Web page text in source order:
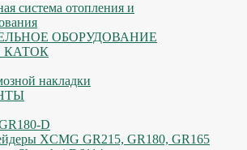
система отопления и
ОБОРУДОВАНИЕ
накладки
D
XCMG GR215, GR180, GR165